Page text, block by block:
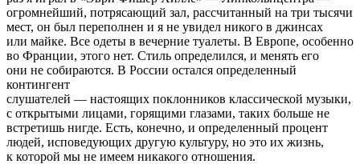
огромнейший, потрясающий зал, рассчитанный на три тысячи
мест, он был переполнен и я не увидел никого в джинсах
или майке. Все одеты в вечерние туалеты. В Европе, особенно
во Франции, этого нет. Стиль определился, и менять его
они не собираются. В России остался определенный
контингент
слушателей — настоящих поклонников классической музыки,
с открытыми лицами, горящими глазами, таких больше не
встретишь нигде. Есть, конечно, и определенный процент
людей, исповедующих другую культуру, но это их жизнь,
к которой мы не имеем никакого отношения.